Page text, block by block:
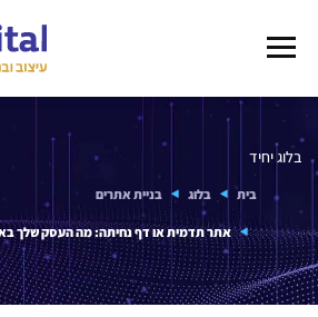
בלוג יחיד
בית בלוג בניית אתרים
אתר תדמית או דף נחיתה: מה העסק שלך